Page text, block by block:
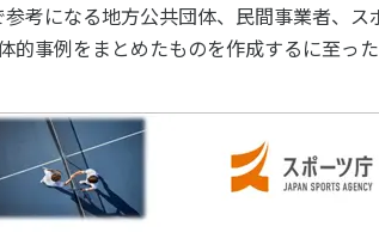
ニュース
お問い合わせ・お申し込み
考になる地方公共団体、民間事業者、ス
的事例をまとめたものを作成するに至った